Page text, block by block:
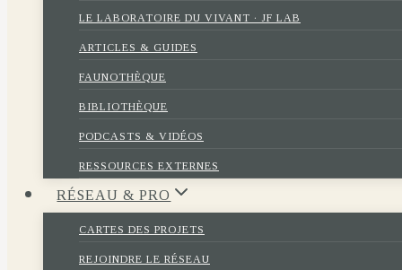
LE LABORATOIRE DU VIVANT · JF LAB
ARTICLES & GUIDES
FAUNOTHÈQUE
BIBLIOTHÈQUE
PODCASTS & VIDÉOS
RESSOURCES EXTERNES
RÉSEAU & PRO
CARTES DES PROJETS
REJOINDRE LE RÉSEAU